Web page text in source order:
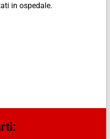
in ospedale.